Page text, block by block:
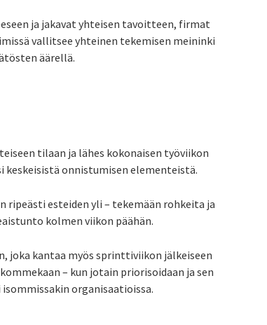
ja jakavat yhteisen tavoitteen, firmat
vallitsee yhteinen tekemisen meininki
äärellä.
tilaan ja lähes kokonaisen työviikon
keskeisistä onnistumisen elementeistä.
esteiden yli – tekemään rohkeita ja
kolmen viikon päähän.
joka kantaa myös sprinttiviikon jälkeiseen
– kun jotain priorisoidaan ja sen
organisaatioissa.